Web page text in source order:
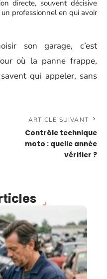
directe, souvent décisive
professionnel en qui avoir
son garage, c’est
où la panne frappe,
qui appeler, sans
ARTICLE SUIVANT
Contrôle technique
moto : quelle année
vérifier ?